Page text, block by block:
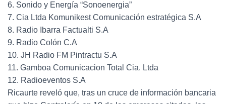
6. Sonido y Energía “Sonoenergia”
7. Cia Ltda Komunikest Comunicación estratégica S.A
8. Radio Ibarra Factualti S.A
9. Radio Colón C.A
10. JH Radio FM Pintractu S.A
11. Gamboa Comunicacion Total Cia. Ltda
12. Radioeventos S.A
Ricaurte reveló que, tras un cruce de información bancaria